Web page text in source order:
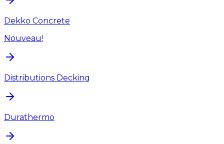
Dekko Concrete
Nouveau!
Distributions Decking
Durathermo